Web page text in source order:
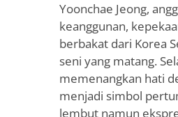
Yoonchae Jeong,
keanggunan,
berbakat dari Korea
seni yang matang.
memenangkan hati
menjadi simbol
lembut namun